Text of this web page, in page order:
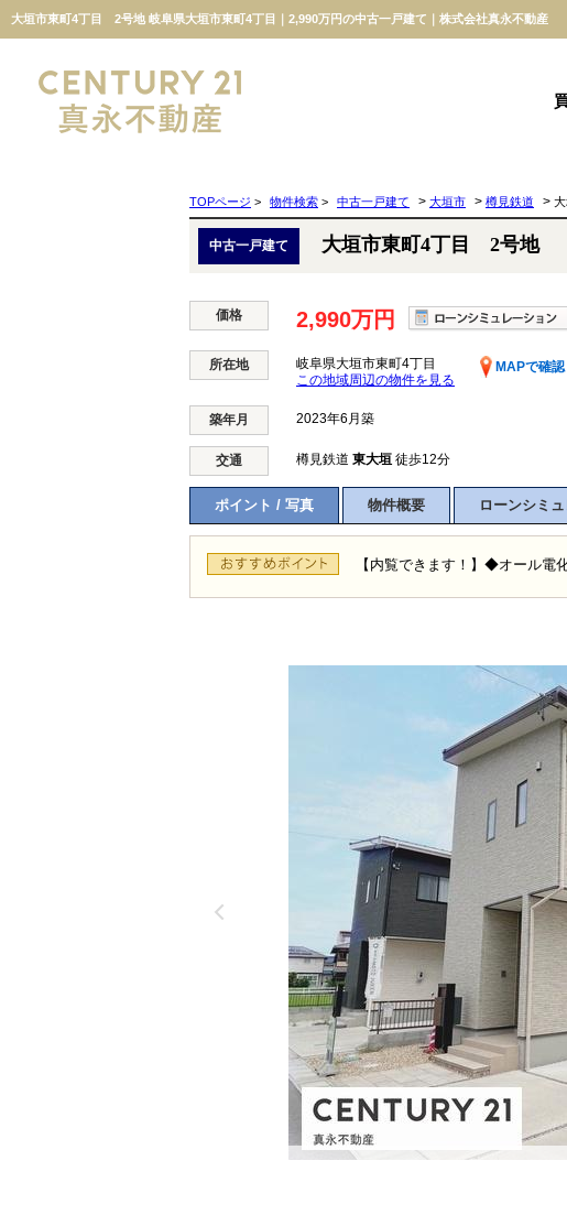
大垣市東町4丁目 2号地 岐阜県大垣市東町4丁目｜2,990万円の中古一戸建て｜株式会社真永不動産
TOPページ > 物件検索 > 中古一戸建て > 大垣市 > 樽見鉄道 >
中古一戸建て 大垣市東町4丁目 2号地
価格 2,990万円
所在地 岐阜県大垣市東町4丁目
MAPで確認
この地域周辺の物件を見る
築年月 2023年6月築
交通 樽見鉄道 東大垣 徒歩12分
ポイント / 写真 物件概要 ローンシミ
【内覧できます！】◆オール